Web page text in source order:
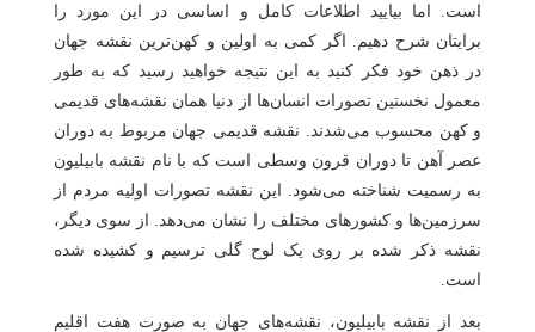
است. اما بیایید اطلاعات کامل و اساسی در این مورد را
برایتان شرح دهیم. اگر کمی به اولین و کهن‌ترین نقشه جهان
در ذهن خود فکر کنید به این نتیجه خواهید رسید که به طور
معمول نخستین تصورات انسان‌ها از دنیا همان نقشه‌های قدیمی
و کهن محسوب می‌شدند. نقشه قدیمی جهان مربوط به دوران
عصر آهن تا دوران قرون وسطی است که با نام نقشه بابیلیون
به رسمیت شناخته می‌شود. این نقشه تصورات اولیه مردم از
سرزمین‌ها و کشورهای مختلف را نشان می‌دهد. از سوی دیگر،
نقشه ذکر شده بر روی یک لوح گلی ترسیم و کشیده شده
است.
بعد از نقشه بابیلیون، نقشه‌های جهان به صورت هفت اقلیم